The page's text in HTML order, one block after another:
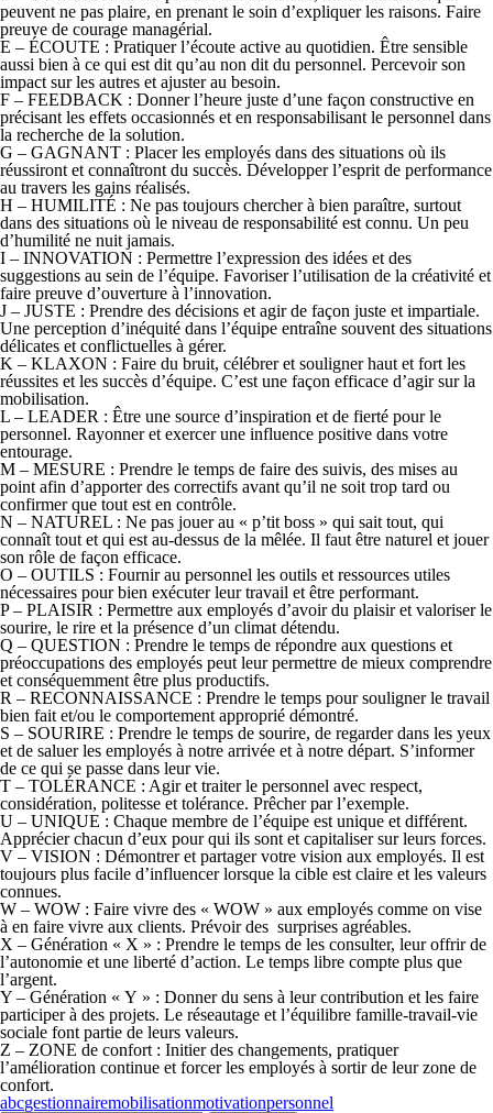
peuvent ne pas plaire, en prenant le soin d’expliquer les raisons. Faire
preuve de courage managérial.
E – ÉCOUTE : Pratiquer l’écoute active au quotidien. Être sensible
aussi bien à ce qui est dit qu’au non dit du personnel. Percevoir son
impact sur les autres et ajuster au besoin.
F – FEEDBACK : Donner l’heure juste d’une façon constructive en
précisant les effets occasionnés et en responsabilisant le personnel dans
la recherche de la solution.
G – GAGNANT : Placer les employés dans des situations où ils
réussiront et connaîtront du succès. Développer l’esprit de performance
au travers les gains réalisés.
H – HUMILITÉ : Ne pas toujours chercher à bien paraître, surtout
dans des situations où le niveau de responsabilité est connu. Un peu
d’humilité ne nuit jamais.
I – INNOVATION : Permettre l’expression des idées et des
suggestions au sein de l’équipe. Favoriser l’utilisation de la créativité et
faire preuve d’ouverture à l’innovation.
J – JUSTE : Prendre des décisions et agir de façon juste et impartiale.
Une perception d’inéquité dans l’équipe entraîne souvent des situations
délicates et conflictuelles à gérer.
K – KLAXON : Faire du bruit, célébrer et souligner haut et fort les
réussites et les succès d’équipe. C’est une façon efficace d’agir sur la
mobilisation.
L – LEADER : Être une source d’inspiration et de fierté pour le
personnel. Rayonner et exercer une influence positive dans votre
entourage.
M – MESURE : Prendre le temps de faire des suivis, des mises au
point afin d’apporter des correctifs avant qu’il ne soit trop tard ou
confirmer que tout est en contrôle.
N – NATUREL : Ne pas jouer au « p’tit boss » qui sait tout, qui
connaît tout et qui est au-dessus de la mêlée. Il faut être naturel et jouer
son rôle de façon efficace.
O – OUTILS : Fournir au personnel les outils et ressources utiles
nécessaires pour bien exécuter leur travail et être performant.
P – PLAISIR : Permettre aux employés d’avoir du plaisir et valoriser le
sourire, le rire et la présence d’un climat détendu.
Q – QUESTION : Prendre le temps de répondre aux questions et
préoccupations des employés peut leur permettre de mieux comprendre
et conséquemment être plus productifs.
R – RECONNAISSANCE : Prendre le temps pour souligner le travail
bien fait et/ou le comportement approprié démontré.
S – SOURIRE : Prendre le temps de sourire, de regarder dans les yeux
et de saluer les employés à notre arrivée et à notre départ. S’informer
de ce qui se passe dans leur vie.
T – TOLÉRANCE : Agir et traiter le personnel avec respect,
considération, politesse et tolérance. Prêcher par l’exemple.
U – UNIQUE : Chaque membre de l’équipe est unique et différent.
Apprécier chacun d’eux pour qui ils sont et capitaliser sur leurs forces.
V – VISION : Démontrer et partager votre vision aux employés. Il est
toujours plus facile d’influencer lorsque la cible est claire et les valeurs
connues.
W – WOW : Faire vivre des « WOW » aux employés comme on vise
à en faire vivre aux clients. Prévoir des surprises agréables.
X – Génération « X » : Prendre le temps de les consulter, leur offrir de
l’autonomie et une liberté d’action. Le temps libre compte plus que
l’argent.
Y – Génération « Y » : Donner du sens à leur contribution et les faire
participer à des projets. Le réseautage et l’équilibre famille-travail-vie
sociale font partie de leurs valeurs.
Z – ZONE de confort : Initier des changements, pratiquer
l’amélioration continue et forcer les employés à sortir de leur zone de
confort.
abcgestionnairemobilisationmotivationpersonnel